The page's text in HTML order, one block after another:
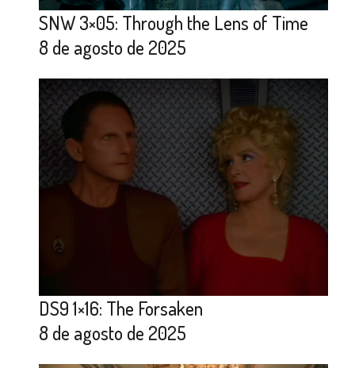
SNW 3×05: Through the Lens of Time
8 de agosto de 2025
DS9 1×16: The Forsaken
8 de agosto de 2025